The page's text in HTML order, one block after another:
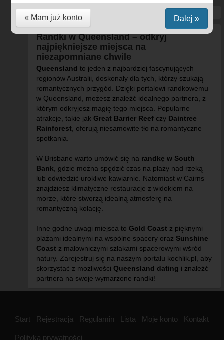
Randki w Queensland – odkryj
najpiękniejsze miejsca na
niezapomniane chwile
Queensland to jeden z najbardziej fascynujących
regionów Australii, doskonały dla tych, którzy szukają
romantycznych przygód. Dzięki portalowi randkowemu
w Queensland, możesz znaleźć idealnego partnera, z
którym odkryjesz magię tego miejsca. Popularne
atrakcje, takie jak Great Barrier Reef czy Daintree
Rainforest , oferują niesamowite tło na romantyczne
spotkania.
W Brisbane warto umówić się na randkę w South
Bank , gdzie można spędzić czas na plaży nad rzeką
lub odwiedzić urokliwe kawiarnie. Natomiast w Cairns
znajdziesz klimatyczne restauracje z widokiem na
morze, które stworzą idealną atmosferę na
romantyczną kolację.
Inne godne uwagi miejsca to Gold Coast z pięknymi
plażami idealnymi na wspólne spacery oraz Sunshine
Coast z malowniczymi szlakami spacerowymi wśród
natury. Zarejestruj się na naszym portalu kochlik.pl, aby
skorzystać z możliwości Queensland dating i znaleźć
partnera na swoje wymarzone randki!
Start Rejestracja Regulamin Lista Moje konto Kontakt
Polityka prywatności
« Mam już konto Dalej »